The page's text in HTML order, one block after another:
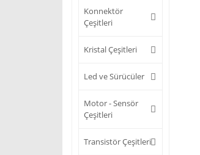
Konnektör
Çeşitleri
Kristal Çeşitleri
Led ve Sürücüler
Motor - Sensör
Çeşitleri
Transistör Çeşitleri